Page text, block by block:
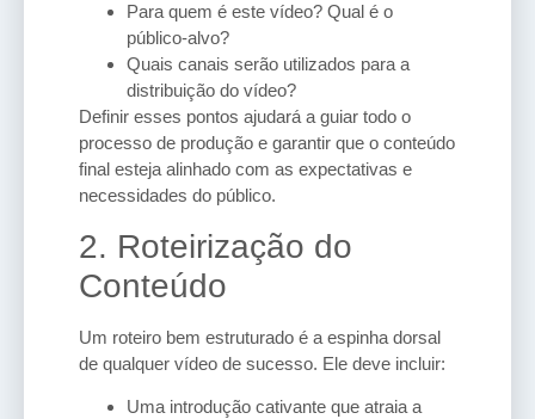
Para quem é este vídeo? Qual é o
público-alvo?
Quais canais serão utilizados para a
distribuição do vídeo?
Definir esses pontos ajudará a guiar todo o
processo de produção e garantir que o conteúdo
final esteja alinhado com as expectativas e
necessidades do público.
2. Roteirização do
Conteúdo
Um roteiro bem estruturado é a espinha dorsal
de qualquer vídeo de sucesso. Ele deve incluir:
Uma introdução cativante que atraia a